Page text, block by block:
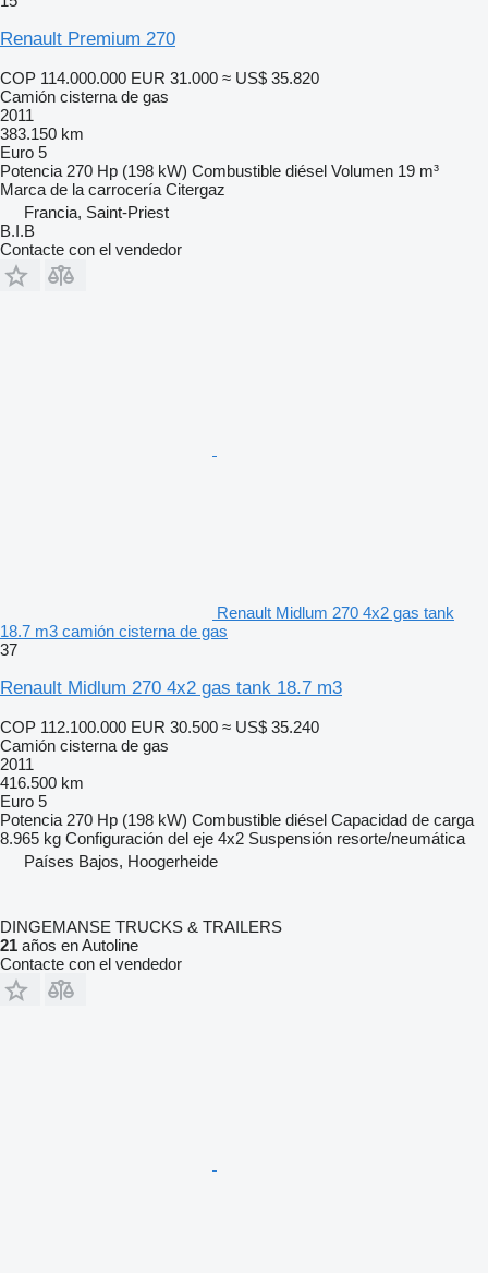
Renault Premium 270
COP 114.000.000 EUR 31.000 ≈ US$ 35.820
Camión cisterna de gas
2011
383.150 km
Euro 5
Potencia 270 Hp (198 kW) Combustible diésel Volumen 19 m³
Marca de la carrocería Citergaz
Francia, Saint-Priest
B.I.B
Contacte con el vendedor
Renault Midlum 270 4x2 gas tank
18.7 m3 camión cisterna de gas
37
Renault Midlum 270 4x2 gas tank 18.7 m3
COP 112.100.000 EUR 30.500 ≈ US$ 35.240
Camión cisterna de gas
2011
416.500 km
Euro 5
Potencia 270 Hp (198 kW) Combustible diésel Capacidad de carga
8.965 kg Configuración del eje 4x2 Suspensión resorte/neumática
Países Bajos, Hoogerheide
DINGEMANSE TRUCKS & TRAILERS
21 años en Autoline
Contacte con el vendedor